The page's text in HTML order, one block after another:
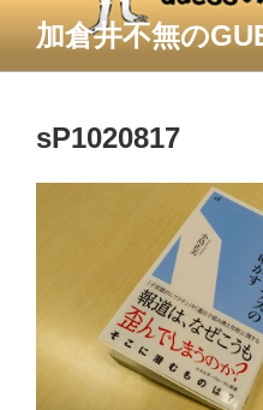
テ
加倉井不無の
sP1020817